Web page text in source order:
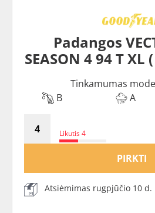
Padangos
SEASON 4 94 T XL
Tinkamumas
B
A
Likutis 4
PIRKTI
Atsiėmimas rugpjūčio 10 d.